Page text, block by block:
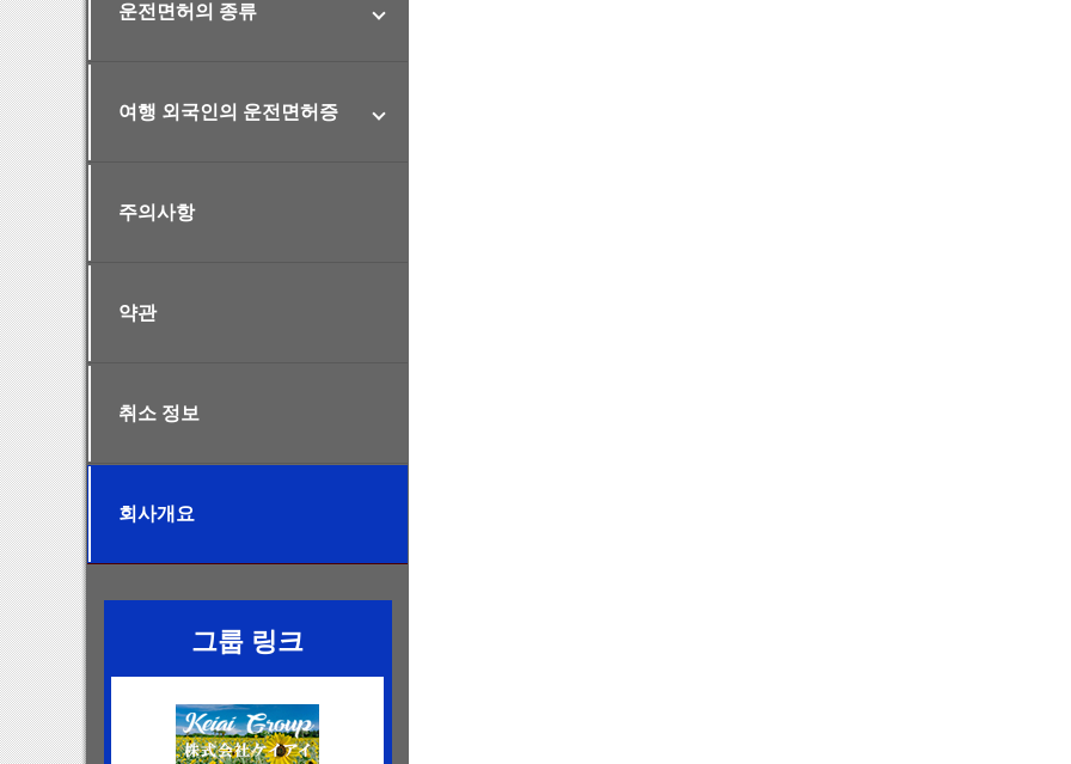
운전면허의 종류
여행 외국인의 운전면허증
주의사항
약관
취소 정보
회사개요
그룹 링크